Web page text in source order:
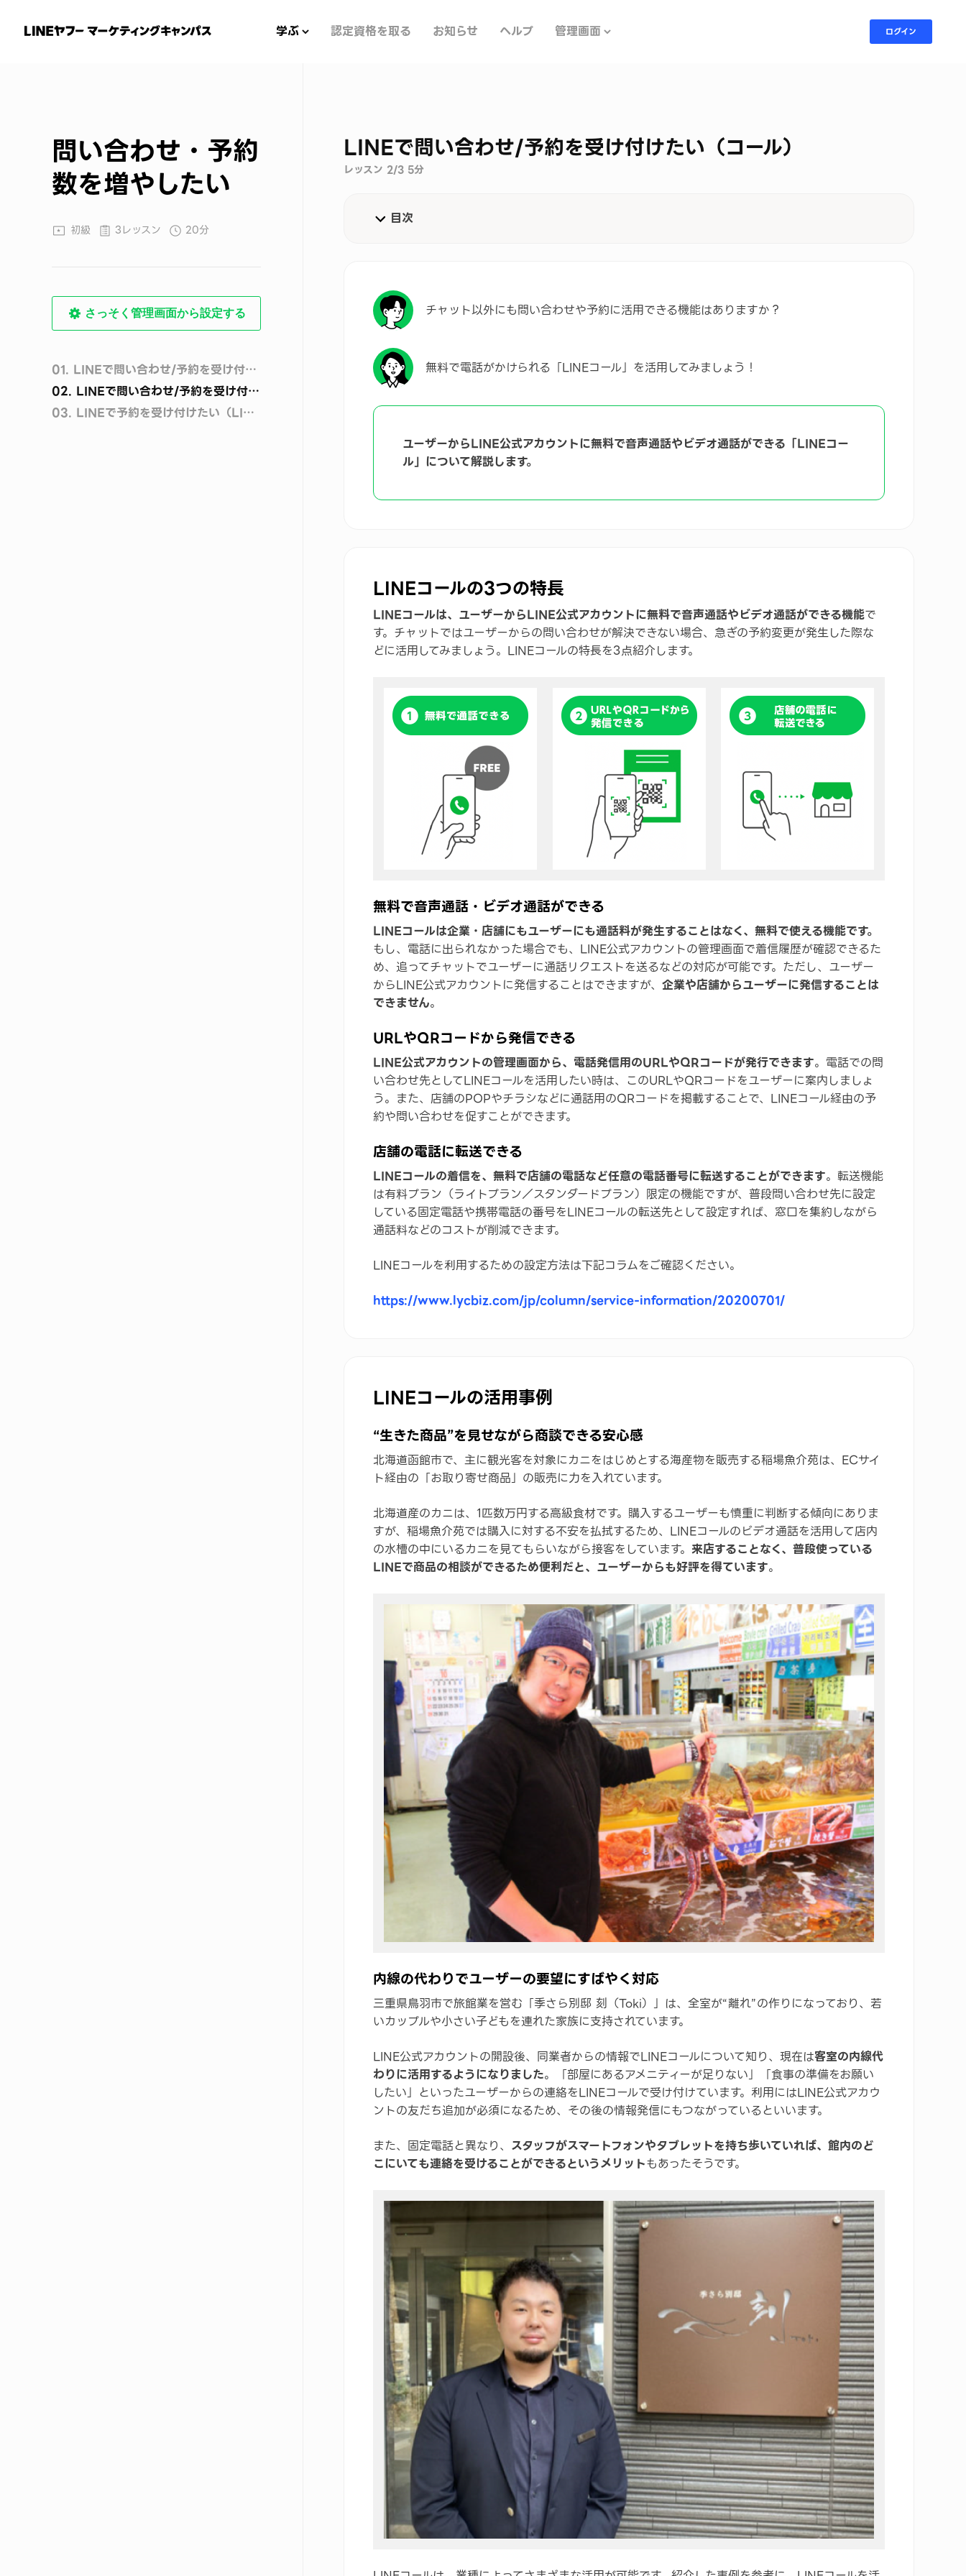
学ぶ 認定資格を取る お知らせ ヘルプ 管理画面 ログイン
レッスン 2/3 5分
LINEで問い合わせ/予約を受け付けたい（コール）
目次
チャット以外にも問い合わせや予約に活用できる機能はありますか？
無料で電話がかけられる「LINEコール」を活用してみましょう！
ユーザーからLINE公式アカウントに無料で音声通話やビデオ通話ができる「LINEコー
ル」について解説します。
LINEコールの3つの特長
LINEコールは、ユーザーからLINE公式アカウントに無料で音声通話やビデオ通話ができる機能で
す。チャットではユーザーからの問い合わせが解決できない場合、急ぎの予約変更が発生した際な
どに活用してみましょう。LINEコールの特長を3点紹介します。
無料で音声通話・ビデオ通話ができる
LINEコールは企業・店舗にもユーザーにも通話料が発生することはなく、無料で使える機能です。
もし、電話に出られなかった場合でも、LINE公式アカウントの管理画面で着信履歴が確認できるた
め、追ってチャットでユーザーに通話リクエストを送るなどの対応が可能です。ただし、ユーザー
からLINE公式アカウントに発信することはできますが、 企業や店舗からユーザーに発信することは
できません。
URLやQRコードから発信できる
LINE公式アカウントの管理画面から、電話発信用のURLやQRコードが発行できます。電話での問
い合わせ先としてLINEコールを活用したい時は、このURLやQRコードをユーザーに案内しましょ
う。また、店舗のPOPやチラシなどに通話用のQRコードを掲載することで、LINEコール経由の予
約や問い合わせを促すことができます。
店舗の電話に転送できる
LINEコールの着信を、無料で店舗の電話など任意の電話番号に転送することができます。転送機能
は有料プラン（ライトプラン／スタンダードプラン）限定の機能ですが、普段問い合わせ先に設定
している固定電話や携帯電話の番号をLINEコールの転送先として設定すれば、窓口を集約しながら
通話料などのコストが削減できます。
LINEコールを利用するための設定方法は下記コラムをご確認ください。
https://www.lycbiz.com/jp/column/service-information/20200701/
LINEコールの活用事例
“生きた商品”を見せながら商談できる安心感
北海道函館市で、主に観光客を対象にカニをはじめとする海産物を販売する稲場魚介苑は、ECサイ
ト経由の「お取り寄せ商品」の販売に力を入れています。
北海道産のカニは、1匹数万円する高級食材です。購入するユーザーも慎重に判断する傾向にありま
すが、稲場魚介苑では購入に対する不安を払拭するため、LINEコールのビデオ通話を活用して店内
の水槽の中にいるカニを見てもらいながら接客をしています。 来店することなく、普段使っている
LINEで商品の相談ができるため便利だと、ユーザーからも好評を得ています。
内線の代わりでユーザーの要望にすばやく対応
三重県鳥羽市で旅館業を営む「季さら別邸 刻（Toki）」は、全室が“離れ”の作りになっており、若
いカップルや小さい子どもを連れた家族に支持されています。
LINE公式アカウントの開設後、同業者からの情報でLINEコールについて知り、現在は客室の内線代
わりに活用するようになりました。「部屋にあるアメニティーが足りない」「食事の準備をお願い
したい」といったユーザーからの連絡をLINEコールで受け付けています。利用にはLINE公式アカウ
ントの友だち追加が必須になるため、その後の情報発信にもつながっているといいます。
また、固定電話と異なり、 スタッフがスマートフォンやタブレットを持ち歩いていれば、館内のど
こにいても連絡を受けることができるというメリットもあったそうです。
問い合わせ・予約
数を増やしたい
初級 3レッスン 20分
さっそく管理画面から設定する
01. LINEで問い合わせ/予約を受け付けたい（チャット）
02. LINEで問い合わせ/予約を受け付けたい（コール）
03. LINEで予約を受け付けたい（LINEで予約）